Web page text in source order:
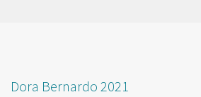
Dora Bernardo 2021